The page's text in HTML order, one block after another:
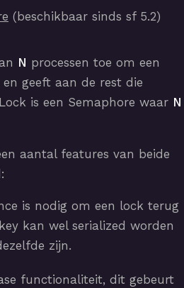
(beschikbaar sinds sf 5.2)
N processen toe om een
geeft aan de rest die
is een Semaphore waar N
aantal features van beide
is nodig om een lock terug
kan wel serialized worden
zijn.
functionaliteit, dit gebeurt